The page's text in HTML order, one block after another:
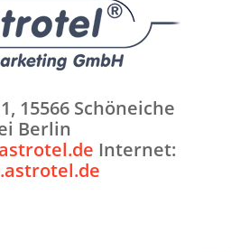
15566 Schöneiche
Berlin
Internet: